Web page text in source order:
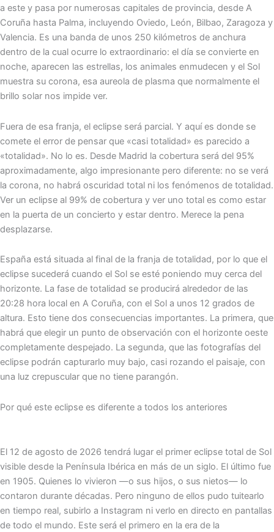
a este y pasa por numerosas capitales de provincia, desde A
Coruña hasta Palma, incluyendo Oviedo, León, Bilbao, Zaragoza y
Valencia. Es una banda de unos 250 kilómetros de anchura
dentro de la cual ocurre lo extraordinario: el día se convierte en
noche, aparecen las estrellas, los animales enmudecen y el Sol
muestra su corona, esa aureola de plasma que normalmente el
brillo solar nos impide ver.
Fuera de esa franja, el eclipse será parcial. Y aquí es donde se
comete el error de pensar que «casi totalidad» es parecido a
«totalidad». No lo es. Desde Madrid la cobertura será del 95%
aproximadamente, algo impresionante pero diferente: no se verá
la corona, no habrá oscuridad total ni los fenómenos de totalidad.
Ver un eclipse al 99% de cobertura y ver uno total es como estar
en la puerta de un concierto y estar dentro. Merece la pena
desplazarse.
España está situada al final de la franja de totalidad, por lo que el
eclipse sucederá cuando el Sol se esté poniendo muy cerca del
horizonte. La fase de totalidad se producirá alrededor de las
20:28 hora local en A Coruña, con el Sol a unos 12 grados de
altura. Esto tiene dos consecuencias importantes. La primera, que
habrá que elegir un punto de observación con el horizonte oeste
completamente despejado. La segunda, que las fotografías del
eclipse podrán capturarlo muy bajo, casi rozando el paisaje, con
una luz crepuscular que no tiene parangón.
Por qué este eclipse es diferente a todos los anteriores
El 12 de agosto de 2026 tendrá lugar el primer eclipse total de Sol
visible desde la Península Ibérica en más de un siglo. El último fue
en 1905. Quienes lo vivieron —o sus hijos, o sus nietos— lo
contaron durante décadas. Pero ninguno de ellos pudo tuitearlo
en tiempo real, subirlo a Instagram ni verlo en directo en pantallas
de todo el mundo. Este será el primero en la era de la